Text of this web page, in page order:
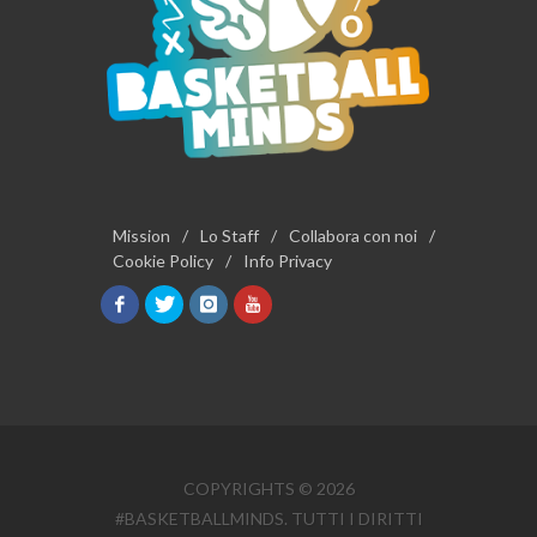
Mission / Lo Staff / Collabora con noi /
Cookie Policy / Info Privacy
COPYRIGHTS © 2026
#BASKETBALLMINDS. TUTTI I DIRITTI